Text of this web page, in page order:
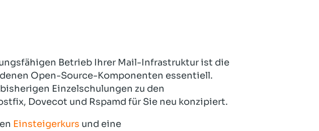
Betrieb Ihrer Mail-Infrastruktur ist die
Open-Source-Komponenten essentiell.
Einzelschulungen zu den
Dovecot und Rspamd für Sie neu konzipiert.
Einsteigerkurs und eine